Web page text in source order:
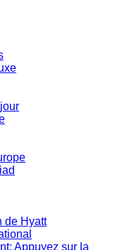
de Hyatt
Appuyez sur la